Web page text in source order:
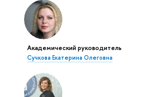
Академический руководитель
Сучкова Екатерина Олеговна